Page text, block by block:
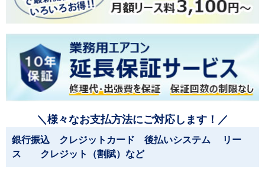
＼様々なお支払方法にご対応します！／
銀行振込 クレジットカード 後払いシステム リー
ス クレジット（割賦）など